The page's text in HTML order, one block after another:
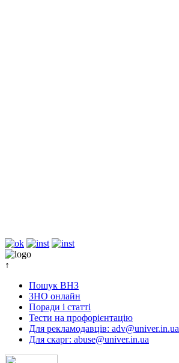
↑
Пошук ВНЗ
ЗНО онлайн
Поради і статті
Тести на профорієнтацію
Для рекламодавців: adv@univer.in.ua
Для скарг: abuse@univer.in.ua